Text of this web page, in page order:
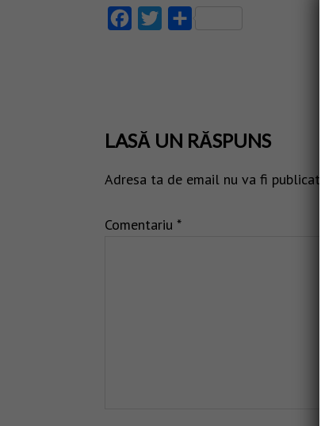
FacebookTwitter
LASĂ UN RĂSPUNS
Adresa ta de email nu va fi publicată.
Comentariu *